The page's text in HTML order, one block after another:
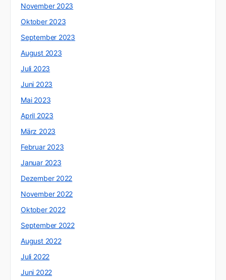
November 2023
Oktober 2023
September 2023
August 2023
Juli 2023
Juni 2023
Mai 2023
April 2023
März 2023
Februar 2023
Januar 2023
Dezember 2022
November 2022
Oktober 2022
September 2022
August 2022
Juli 2022
Juni 2022